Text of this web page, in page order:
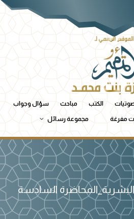
الكتب مباحث سؤال وجواب
مفرغة مجموعة رسائل
البشرية_المحاضرة السادسة